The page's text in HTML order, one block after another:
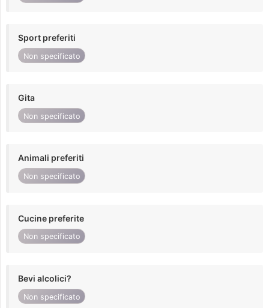
Sport preferiti
Non specificato
Gita
Non specificato
Animali preferiti
Non specificato
Cucine preferite
Non specificato
Bevi alcolici?
Non specificato